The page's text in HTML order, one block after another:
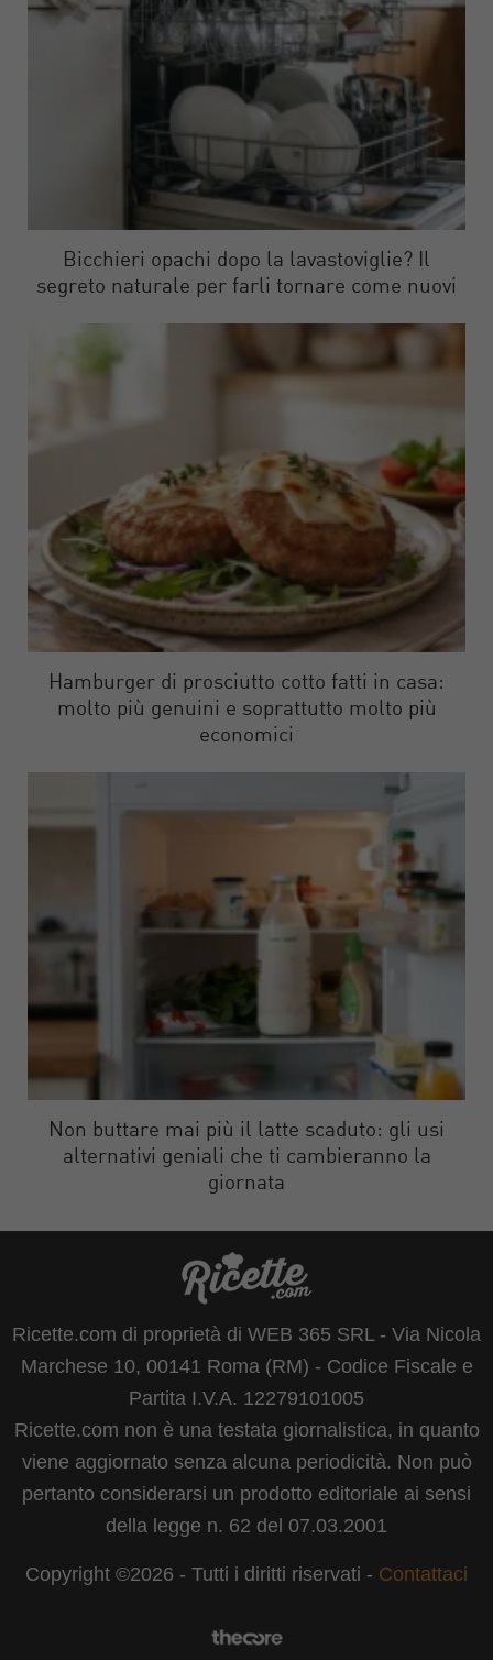
Bicchieri opachi dopo la lavastoviglie? Il
segreto naturale per farli tornare come nuovi
Hamburger di prosciutto cotto fatti in casa:
molto più genuini e soprattutto molto più
economici
Non buttare mai più il latte scaduto: gli usi
alternativi geniali che ti cambieranno la
giornata
Ricette.com di proprietà di WEB 365 SRL - Via Nicola
Marchese 10, 00141 Roma (RM) - Codice Fiscale e
Partita I.V.A. 12279101005
Ricette.com non è una testata giornalistica, in quanto
viene aggiornato senza alcuna periodicità. Non può
pertanto considerarsi un prodotto editoriale ai sensi
della legge n. 62 del 07.03.2001
Copyright ©2026 - Tutti i diritti riservati - Contattaci